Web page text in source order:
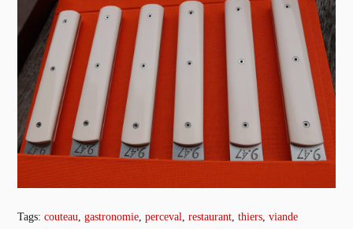
Tags:couteau ,gastronomie ,perceval ,restaurant ,thiers ,viande